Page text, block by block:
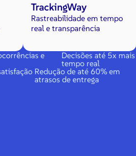
TrackingWay
Rastreabilidade em tempo
real e transparência
e
Decisões até 5x
tempo real
Redução de até 60% em
atrasos de entrega